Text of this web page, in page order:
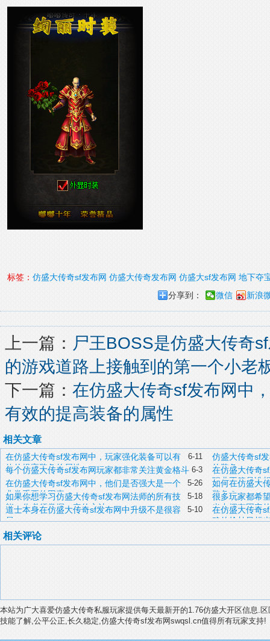
标签： 仿盛大传奇sf发布网 仿盛大传奇发布网 仿盛大sf发布网 地下夺
分享到：
微信 新浪
上一篇： 尸王BOSS是仿盛大传奇
的游戏道路上接触到的第一个小老
下一篇： 在仿盛大传奇sf发布网中
有效的提高装备的属性
相关文章
6-11
在仿盛大传奇sf发布网中，玩家强化装备可以有
效的提高装备的属性
仿盛大传奇sf
的装备
6-3
每个仿盛大传奇sf发布网玩家都非常关注黄金格斗
在仿盛大传奇
职业不管是谁
5-26
在仿盛大传奇sf发布网中，他们是否强大是一个
非常重要的因素
如何在仿盛大
装备？
5-18
如果你想学习仿盛大传奇sf发布网法师的所有技
能，你必须掌握一定的方法
很多玩家都希
当中拥有固定
5-10
道士本身在仿盛大传奇sf发布网中升级不是很容
易
在仿盛大传奇
确的抢劫目标
相关评论
本站为广大喜爱仿盛大传奇私服玩家提供每天最新开的1.76仿盛大开区信息.
技能了解,公平公正,长久稳定,仿盛大传奇sf发布网swqsl.cn值得所有玩家支持!